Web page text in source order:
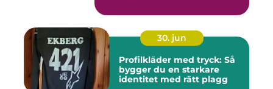
30. jun
Profilkläder med tryck: Så
bygger du en starkare
identitet med rätt plagg